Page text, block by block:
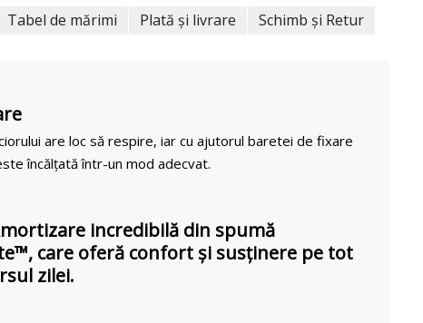
Tabel de mărimi Plată și livrare
Schimb și Retur
are loc să respire, iar cu ajutorul baretei de fixare
încălțată într-un mod adecvat.
incredibilă din spumă
care oferă confort și susținere pe tot
zilei.